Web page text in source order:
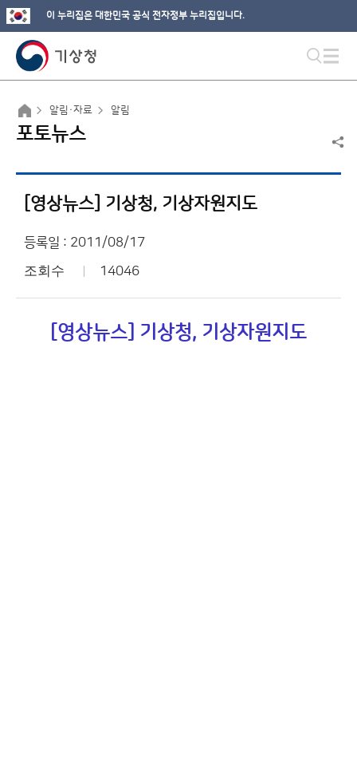
이 누리집은 대한민국 공식 전자정부 누리집입니다.
알림·자료 알림
포토뉴스
[영상뉴스] 기상청, 기상자원지도
등록일 : 2011/08/17
조회수 14046
[영상뉴스] 기상청, 기상자원지도